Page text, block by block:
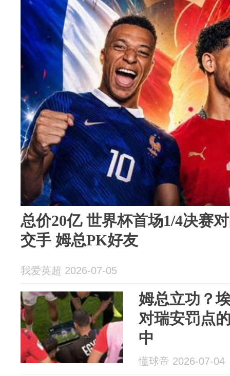
总价20亿 世界杯首场1/4决赛
交手 姆总PK好友
我爱英超 2026-07-05
姆总立功？
对瑞安罚点
中
懂球帝 2026-07-04